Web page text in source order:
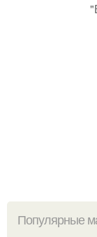
Популярные